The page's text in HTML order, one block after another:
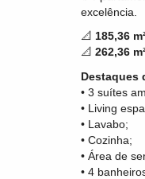
excelência.
📐 185,36
📐 262,36
Destaques
• 3 suítes
• Living
• Lavabo;
• Cozinha;
• Área de
• 4